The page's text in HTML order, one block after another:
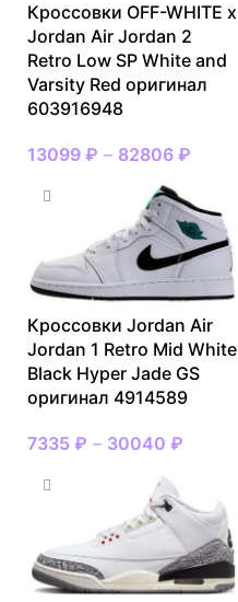
Кроссовки OFF-WHITE x
Jordan Air Jordan 2
Retro Low SP White and
Varsity Red оригинал
603916948
13099 ₽ – 82806 ₽
Кроссовки Jordan Air
Jordan 1 Retro Mid White
Black Hyper Jade GS
оригинал 4914589
7335 ₽ – 30040 ₽